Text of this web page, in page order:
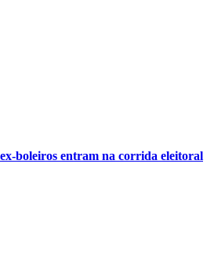
boleiros entram na corrida eleitoral